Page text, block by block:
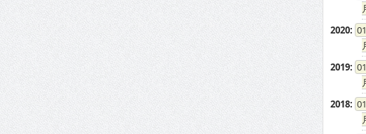
2020: 01
2019: 01
2018: 01